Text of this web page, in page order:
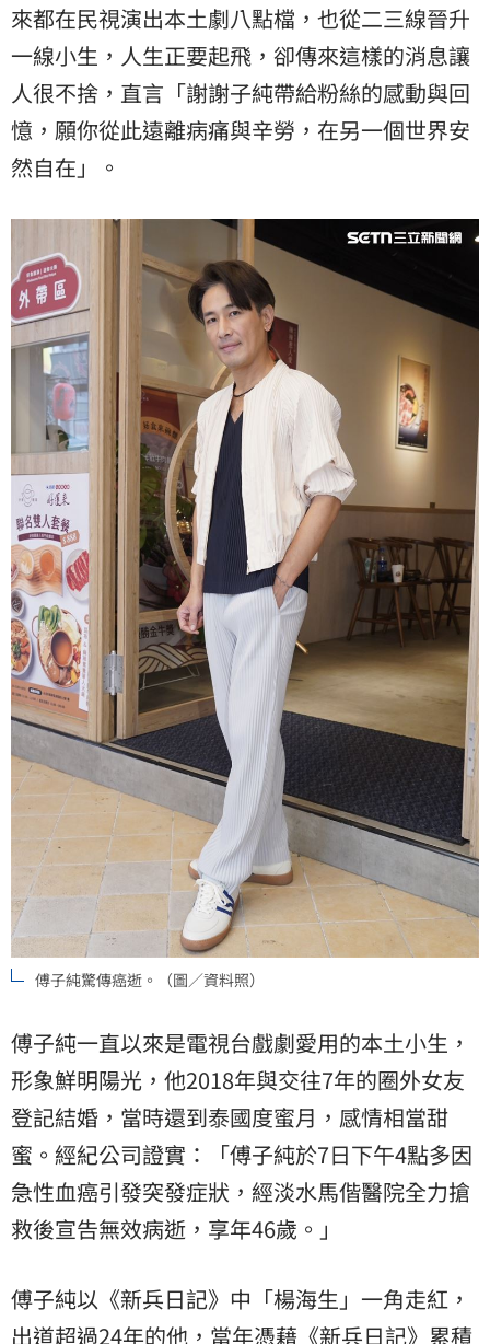
來都在民視演出本土劇八點檔，也從二三線晉升
一線小生，人生正要起飛，卻傳來這樣的消息讓
人很不捨，直言「謝謝子純帶給粉絲的感動與回
憶，願你從此遠離病痛與辛勞，在另一個世界安
然自在」。
傅子純驚傳癌逝。（圖／資料照）
傅子純一直以來是電視台戲劇愛用的本土小生，
形象鮮明陽光，他2018年與交往7年的圈外女友
登記結婚，當時還到泰國度蜜月，感情相當甜
蜜。經紀公司證實：「傅子純於7日下午4點多因
急性血癌引發突發症狀，經淡水馬偕醫院全力搶
救後宣告無效病逝，享年46歲。」
傅子純以《新兵日記》中「楊海生」一角走紅，
出道超過24年的他，當年憑藉《新兵日記》累積